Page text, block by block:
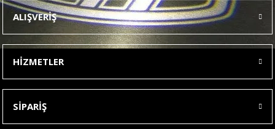
Ürün resmi kalitesiz, bozuk veya görüntülenemiyor.
Ürün açıklamasında eksik bilgiler bulunuyor.
Ürün bilgilerinde hatalar bulunuyor.
Ürün fiyatı diğer sitelerden daha pahalı.
Bu ürüne benzer farklı alternatifler olmalı.
ALIŞVERİŞ
HİZMETLER
SİPARİŞ